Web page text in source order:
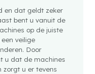
en dat geldt zeker
bent u vanuit de
op de juiste
veilige
Door
u dat de machines
zorgt u er tevens